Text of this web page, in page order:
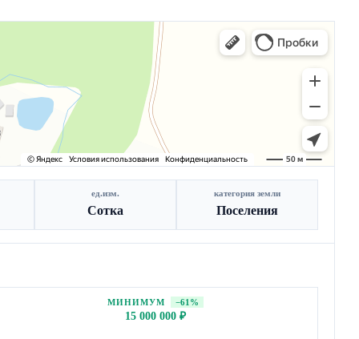
ед.изм.
Сотка
категория земли
Поселения
МИНИМУМ −61%
15 000 000 ₽